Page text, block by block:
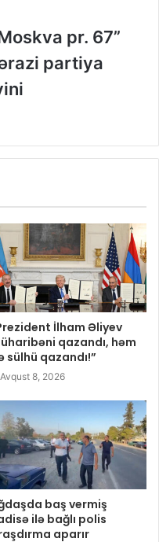
pr. 67”
partiya
İlham Əliyev
qazandı, həm
sülhü qazandı!”
Avqust 8, 2026
baş vermiş
ilə bağlı polis
aparır